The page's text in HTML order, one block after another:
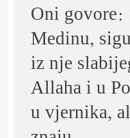
Oni
Medinu,
iz nje
Allaha i u
u vjernika,